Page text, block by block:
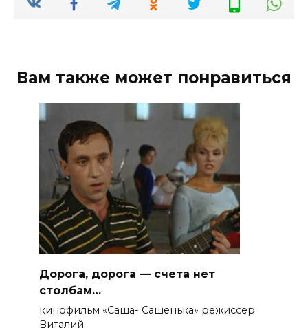
Вам также может понравиться
Дорога, дорога — счета нет
столбам…
кинофильм «Саша- Сашенька» режиссер
Виталий